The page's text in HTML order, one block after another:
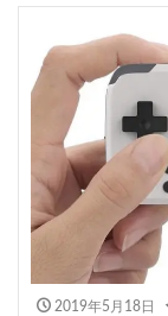
2019年5月18日